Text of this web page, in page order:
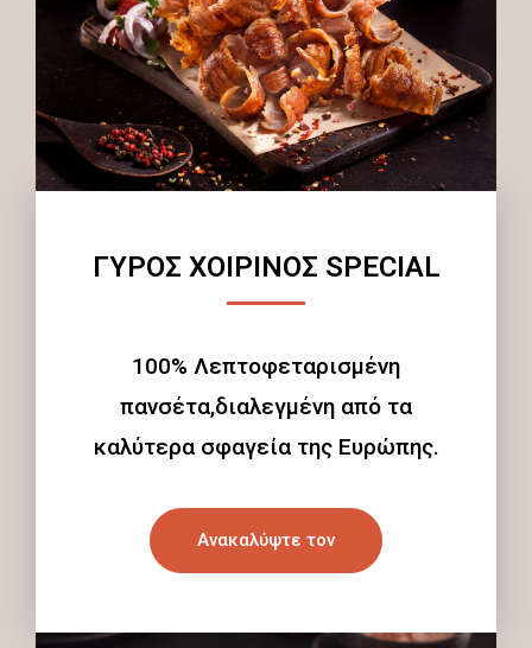
ΓΥΡΟΣ ΧΟΙΡΙΝΟΣ SPECIAL
100% Λεπτοφεταρισμένη
πανσέτα,διαλεγμένη από τα
καλύτερα σφαγεία της Ευρώπης.
Ανακαλύψτε τον